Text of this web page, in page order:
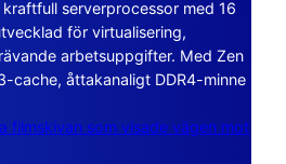
serverprocessor med 16
för virtualisering,
arbetsuppgifter. Med Zen
cache, åttakanaligt DDR4-minne
filmskivan som visade vägen mot